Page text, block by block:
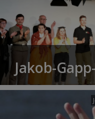
Jakob-